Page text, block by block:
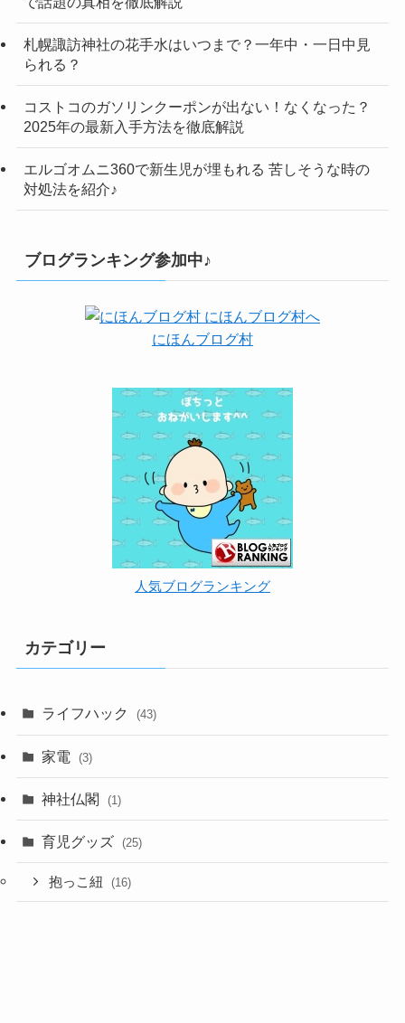
最近の投稿
スタンレー タンブラーは本当に漏れる？原因と正しい
対策を徹底解説
で話題の真相を徹底解説
札幌諏訪神社の花手水はいつまで？一年中・一日中見
2025年の最新入手方法を徹底解説
エルゴオムニ360で新生児が埋もれる 苦しそうな時の
ブログランキング参加中♪
にほんブログ村
人気ブログランキング
カテゴリー